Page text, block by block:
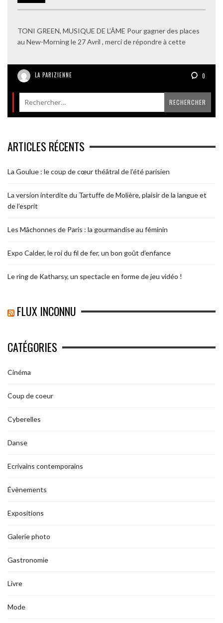
TONI GREEN, MUSIQUE DE L’ÂME Pour gagner des places
au New-Morning le 27 Avril , merci de répondre à cette
LA PARIZIENNE 0
ARTICLES RÉCENTS
La Goulue : le coup de cœur théâtral de l’été parisien
La version interdite du Tartuffe de Molière, plaisir de la langue et
de l’esprit
Les Mâchonnes de Paris : la gourmandise au féminin
Expo Calder, le roi du fil de fer, un bon goût d’enfance
Le ring de Katharsy, un spectacle en forme de jeu vidéo !
FLUX INCONNU
CATÉGORIES
Cinéma
Coup de coeur
Cyberelles
Danse
Ecrivains contemporains
Évènements
Expositions
Galerie photo
Gastronomie
Livre
Mode